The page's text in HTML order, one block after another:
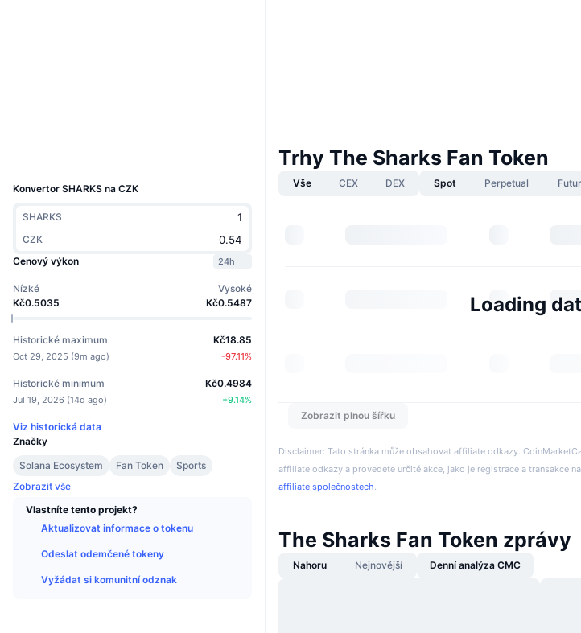
Konvertor SHARKS na CZK
SHARKS
CZK
Cenový výkon
24h
Nízké
Kč0.5035
Vysoké
Kč0.5487
Historické maximum
Oct 29, 2025 (9m ago)
Kč18.85
-97.11%
Historické minimum
Jul 19, 2026 (14d ago)
Kč0.4984
+9.14%
Viz historická data
Značky
Solana Ecosystem
Fan Token
Sports
Zobrazit vše
Vlastníte tento projekt?
Aktualizovat informace o tokenu
Odeslat odemčené tokeny
Vyžádat si komunitní odznak
Trhy The Sharks Fan Token
Vše CEX DEX Spot Perpetual
Loading
Zobrazit plnou šířku
Disclaimer: Tato stránka může obsahovat affiliate odkazy.
affiliate odkazy a provedete určité akce, jako je registrace a transakce
affiliate společnostech.
The Sharks Fan Token zprávy
Nahoru Nejnovější Denní analýza CMC